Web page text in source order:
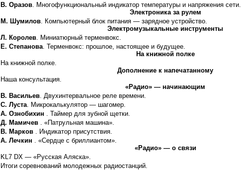
В. Оразов. Многофункциональный индикатор температуры и напряжения сети.
Электроника за рулем
М. Шумилов. Компьютерный блок питания — зарядное устройство.
Электромузыкальные инструменты
Л. Королев. Миниатюрный терменвокс.
Е. Степанова. Терменвокс: прошлое, настоящее и будущее.
На книжной полке
На книжной полке.
Дополнение к напечатанному
Наша консультация.
«Радио» — начинающим
В. Васильев. Двухинтервальное реле времени.
С. Луста. Микрокалькулятор — шагомер.
А. Ознобихин . Таймер для зубной щетки.
Д. Мамичев . «Патрульная машина».
В. Марков . Индикатор присутствия.
А. Лечкин . «Сердце с бриллиантом».
«Радио» — о связи
KL7 DX — «Русская Аляска».
Итоги соревнований молодежных радиостанций.